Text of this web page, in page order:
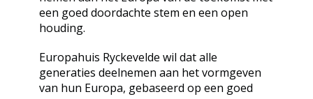
een goed doordachte stem en een open
houding.
Europahuis Ryckevelde wil dat alle
generaties deelnemen aan het vormgeven
van hun Europa, gebaseerd op een goed